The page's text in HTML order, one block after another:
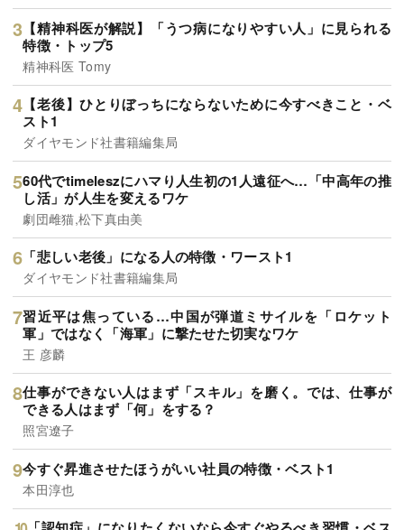
【精神科医が解説】「うつ病になりやすい人」に見られる
特徴・トップ5
精神科医 Tomy
【老後】ひとりぼっちにならないために今すべきこと・ベ
スト1
ダイヤモンド社書籍編集局
60代でtimeleszにハマり人生初の1人遠征へ…「中高年の推
し活」が人生を変えるワケ
劇団雌猫,松下真由美
「悲しい老後」になる人の特徴・ワースト1
ダイヤモンド社書籍編集局
習近平は焦っている…中国が弾道ミサイルを「ロケット
軍」ではなく「海軍」に撃たせた切実なワケ
王 彦麟
仕事ができない人はまず「スキル」を磨く。では、仕事が
できる人はまず「何」をする？
照宮遼子
今すぐ昇進させたほうがいい社員の特徴・ベスト1
本田淳也